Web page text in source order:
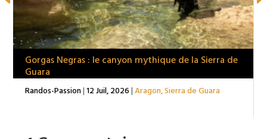
Gorgas Negras : le canyon mythique de la Sierra de
Guara
Randos-Passion| 12 Juil, 2026 | Aragon,Sierra de Guara